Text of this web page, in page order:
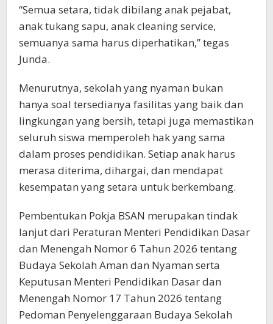
“Semua setara, tidak dibilang anak pejabat,
anak tukang sapu, anak cleaning service,
semuanya sama harus diperhatikan,” tegas
Junda.
Menurutnya, sekolah yang nyaman bukan
hanya soal tersedianya fasilitas yang baik dan
lingkungan yang bersih, tetapi juga memastikan
seluruh siswa memperoleh hak yang sama
dalam proses pendidikan. Setiap anak harus
merasa diterima, dihargai, dan mendapat
kesempatan yang setara untuk berkembang.
Pembentukan Pokja BSAN merupakan tindak
lanjut dari Peraturan Menteri Pendidikan Dasar
dan Menengah Nomor 6 Tahun 2026 tentang
Budaya Sekolah Aman dan Nyaman serta
Keputusan Menteri Pendidikan Dasar dan
Menengah Nomor 17 Tahun 2026 tentang
Pedoman Penyelenggaraan Budaya Sekolah